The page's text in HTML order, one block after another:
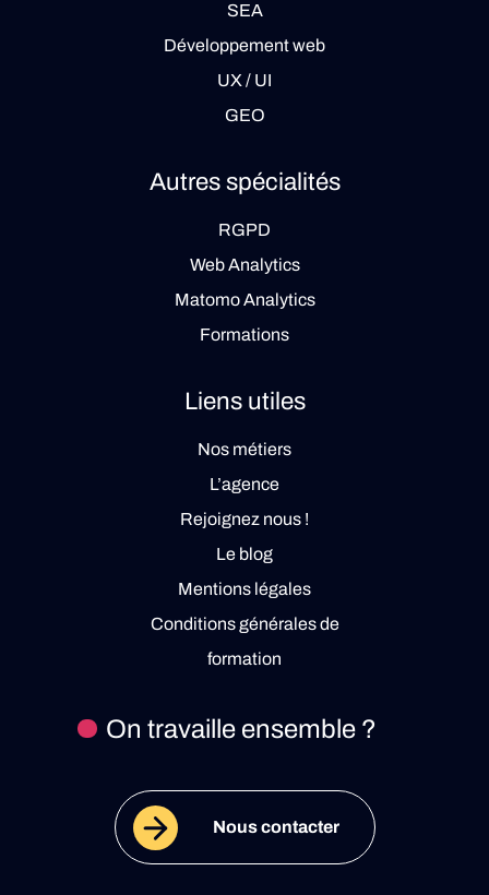
SEA
Développement web
UX / UI
GEO
Autres spécialités
RGPD
Web Analytics
Matomo Analytics
Formations
Liens utiles
Nos métiers
L’agence
Rejoignez nous !
Le blog
Mentions légales
Conditions générales de
formation
On travaille ensemble ?
Nous contacter